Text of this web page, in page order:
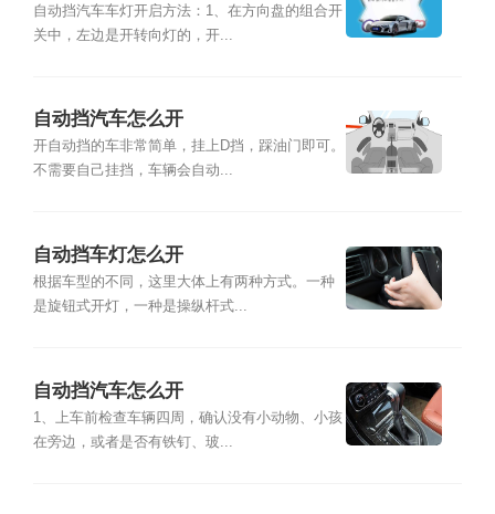
自动挡汽车车灯开启方法：1、在方向盘的组合开
关中，左边是开转向灯的，开...
自动挡汽车怎么开
开自动挡的车非常简单，挂上D挡，踩油门即可。
不需要自己挂挡，车辆会自动...
自动挡车灯怎么开
根据车型的不同，这里大体上有两种方式。一种
是旋钮式开灯，一种是操纵杆式...
自动挡汽车怎么开
1、上车前检查车辆四周，确认没有小动物、小孩
在旁边，或者是否有铁钉、玻...